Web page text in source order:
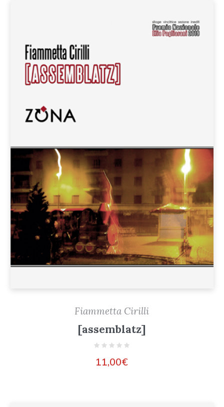
Fiammetta Cirilli
[assemblatz]
11,00€